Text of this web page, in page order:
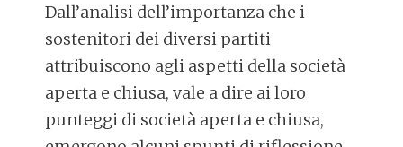
Dall’analisi dell’importanza che i
sostenitori dei diversi partiti
attribuiscono agli aspetti della società
aperta e chiusa, vale a dire ai loro
punteggi di società aperta e chiusa,